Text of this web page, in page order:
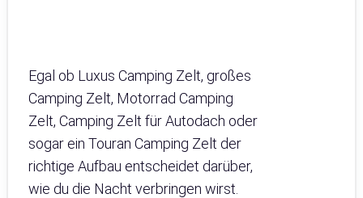
Egal ob Luxus Camping Zelt, großes
Camping Zelt, Motorrad Camping
Zelt, Camping Zelt für Autodach oder
sogar ein Touran Camping Zelt der
richtige Aufbau entscheidet darüber,
wie du die Nacht verbringen wirst.